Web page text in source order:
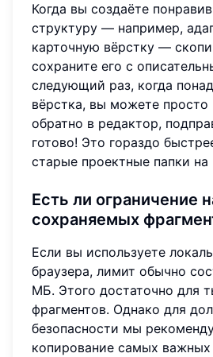
Когда вы создаёте
структуру — например,
карточную вёрстку —
сохраните его с
следующий раз, когда
вёрстка, вы можете просто
обратно в редактор,
готово! Это гораздо
старые проектные папки
Есть ли ограничение
сохраняемых
Если вы используете
браузера, лимит обычно
МБ. Этого достаточно для
фрагментов. Однако для
безопасности мы
копирование самых